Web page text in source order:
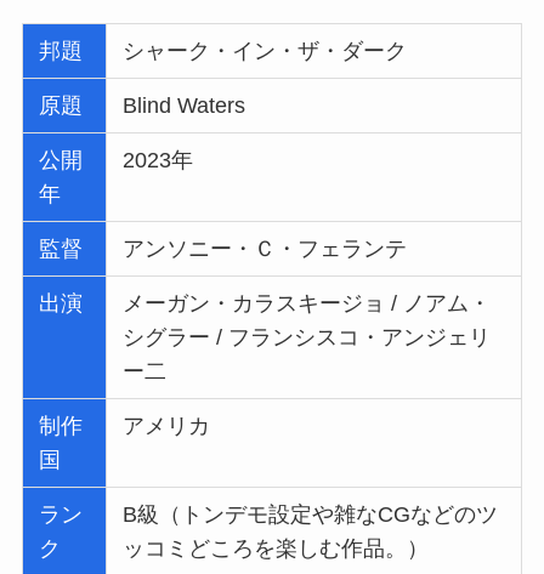
邦題 シャーク・イン・ザ・ダーク
原題 Blind Waters
公開
年
2023年
監督 アンソニー・Ｃ・フェランテ
出演
メーガン・カラスキージョ / ノアム・
シグラー / フランシスコ・アンジェリ
ー二
制作
国
アメリカ
ラン
ク
B級（トンデモ設定や雑なCGなどのツ
ッコミどころを楽しむ作品。）